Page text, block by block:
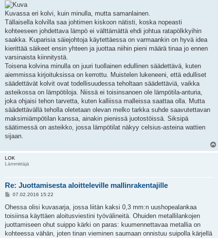
Kuvassa eri kolvi, kuin minulla, mutta samanlainen.
Tällaisella kolvilla saa johtimen kiskoon nätisti, koska nopeasti
kohteeseen johdettava lämpö ei välttämättä ehdi johtua ratapölkkyihin
saakka. Kuparisia säiejohtoja käytettäessa on varmaankin on hyvä idea
kierittää säikeet ensin yhteen ja juottaa niihin pieni määrä tinaa jo ennen
varsinaista kiinnitystä.
Toisena kolvina minulla on juuri tuollainen edullinen säädettävä, kuten
aiemmissa kirjoituksissa on kerrottu. Muistelen lukeneeni, että edulliset
säädettävät kolvit ovat todellisuudessa teholtaan säädettäviä, vaikka
asteikossa on lämpötiloja. Niissä ei toisinsanoen ole lämpötila-anturia,
joka ohjaisi tehon tarvetta, kuten kalliissa malleissa saattaa olla. Mutta
säädettävällä teholla oletetaan olevan melko tarkka suhde saavutettavan
maksimiämpötilan kanssa, ainakin pienissä juotostöissä. Siksipä
säätimessä on asteikko, jossa lämpötilat näkyy celsius-asteina wattien
sijaan.
LOK
Lämmittäjä
Re: Juottamisesta aloitteleville mallinrakentajille
V
e
t
i
07.02.2016 15:22
Ohessa olisi kuvasarja, jossa liitän kaksi 0,3 mm:n uushopealankaa
toisiinsa käyttäen aloitusviestini työvälineitä. Ohuiden metallilankojen
juottamiseen ohut suippo kärki on paras: kuumennettavaa metallia on
kohteessa vähän, joten tinan vieminen saumaan onnistuu suipolla kärjellä